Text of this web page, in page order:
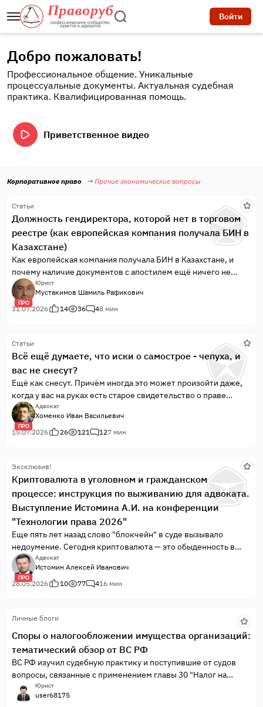
Войти
Добро пожаловать!
Профессиональное общение. Уникальные
процессуальные документы. Актуальная судебная
практика. Квалифицированная помощь.
Приветственное видео
Корпоративное право Прочие экономические вопросы
Статьи
Должность гендиректора, которой нет в торговом
реестре (как европейская компания получала БИН в
Казахстане)
Как европейская компания получала БИН в Казахстане, и
почему наличие документов с апостилем ещё ничего не
гарантирует...
ПРО
Юрист
Мустакимов Шамиль Рафикович
31.07.2026
14 36 48 мин
Статьи
Всё ещё думаете, что иски о самострое - чепуха, и
вас не снесут?
Ещё как снесут. Причём иногда это может произойти даже,
когда у вас на руках есть старое свидетельство о праве
собственности или выписка ЕГРН. А всё дело в том, что с
некоторого времени свидетельство о собственности (да и
выписка ЕГРН) стали Papier de toilette.
ПРО
Адвокат
Хоменко Иван Васильевич
15.07.2026
26 121 127 мин
Эксклюзив!
Криптовалюта в уголовном и гражданском
процессе: инструкция по выживанию для адвоката.
Выступление Истомина А.И. на конференции
"Технологии права 2026"
Еще пять лет назад слово "блокчейн" в суде вызывало
недоумение. Сегодня криптовалюта — это обыденность в
делах о банкротстве, разделе имущества, легализации,
взяточничестве и, конечно, хищениях (ст. 158, 159, 163 УК
РФ). Но готовы ли мы к этому?
"криптовалютой" и пытаясь применить нормы вещного права
к цифровому коду.
Я накопил богатый практический опыт "в полях", пройдя путь
от первых прецедентов до сложных кейсов 2025-2026 годов.
Пришло время систематизировать эти знания и передать их
вам. Моя цель — дать вам рабочий инструмент, а не сухую
теорию.
ПРО
Адвокат
Истомин Алексей Иванович
28.05.2026
10 77 416 мин
Личные блоги
Споры о налогообложении имущества организаций:
тематический обзор от ВС РФ
ВС РФ изучил судебную практику и поступившие от судов
вопросы, связанные с применением главы 30 "Налог на
имущество организаций" НК РФ.
Юрист
user68175